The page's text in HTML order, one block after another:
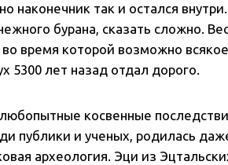
наконечник так и остался
бурана, сказать сложно.
время которой возможно
5300 лет назад отдал дорого.
косвенные
публики и ученых, родилась
археология. Эци из